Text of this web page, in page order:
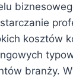
kosztów
branży.